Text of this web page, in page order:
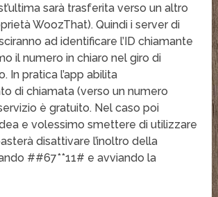
sarà trasferita verso un altro
WoozThat). Quindi i server di
ad identificare l’ID chiamante
il numero in chiaro nel giro di
In pratica l’app abilita
di chiamata (verso un numero
è gratuito. Nel caso poi
e volessimo smettere di utilizzare
disattivare l’inoltro della
##67**11# e avviando la